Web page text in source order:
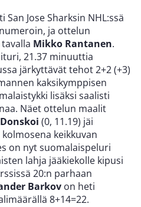
Jose Sharksin NHL:ssä
ja ottelun
Mikko Rantanen.
21.37 minuuttia
järkyttävät tehot 2+2 (+3)
kaksikymppisen
lisäksi saalisti
Näet ottelun maalit
(0, 11.19) jäi
keikkuvan
on nyt suomalaispeluri
lahja jääkiekolle kipusi
20:n parhaan
Barkov on heti
8+14=22.